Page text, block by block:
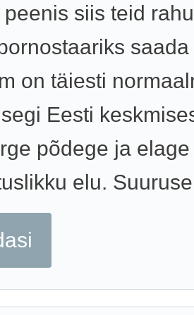
peenis siis teid
on täiesti
Eesti
põdege ja elage
elu.